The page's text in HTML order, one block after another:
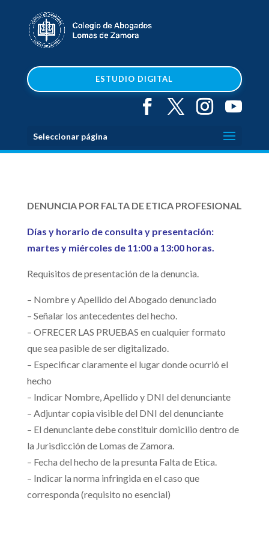
ESTUDIO DIGITAL
Seleccionar página
DENUNCIA POR FALTA DE ETICA PROFESIONAL
Días y horario de consulta y presentación:
martes y miércoles de 11:00 a 13:00 horas.
Requisitos de presentación de la denuncia.
– Nombre y Apellido del Abogado denunciado
– Señalar los antecedentes del hecho.
– OFRECER LAS PRUEBAS en cualquier formato
que sea pasible de ser digitalizado.
– Especificar claramente el lugar donde ocurrió el
hecho
– Indicar Nombre, Apellido y DNI del denunciante
– Adjuntar copia visible del DNI del denunciante
– El denunciante debe constituir domicilio dentro de
la Jurisdicción de Lomas de Zamora.
– Fecha del hecho de la presunta Falta de Etica.
– Indicar la norma infringida en el caso que
corresponda (requisito no esencial)